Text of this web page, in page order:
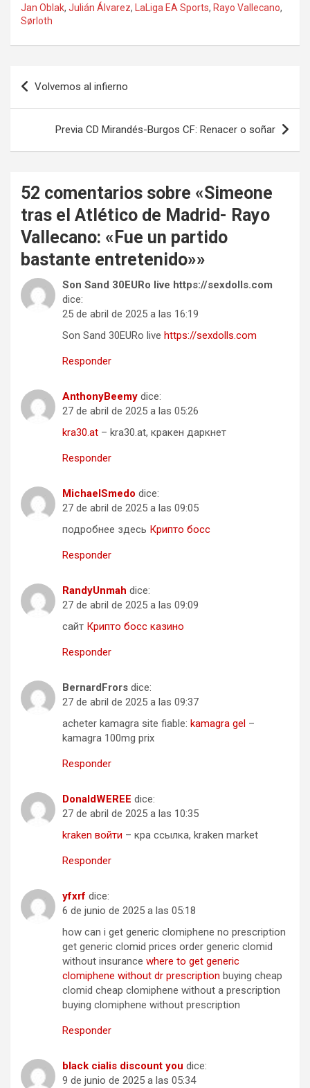
Jan Oblak, Julián Álvarez, LaLiga EA Sports, Rayo Vallecano,
Sørloth
Navegación
de
entradas
Volvemos al infierno
Previa CD Mirandés-Burgos CF: Renacer o soñar
52 comentarios sobre «Simeone
tras el Atlético de Madrid- Rayo
Vallecano: «Fue un partido
bastante entretenido»»
Son Sand 30EURo live https://sexdolls.com
dice:
25 de abril de 2025 a las 16:19
Son Sand 30EURo live https://sexdolls.com
Responder
AnthonyBeemy dice:
27 de abril de 2025 a las 05:26
kra30.at – kra30.at, кракен даркнет
Responder
MichaelSmedo dice:
27 de abril de 2025 a las 09:05
подробнее здесь Крипто босс
Responder
RandyUnmah dice:
27 de abril de 2025 a las 09:09
сайт Крипто босс казино
Responder
BernardFrors dice:
27 de abril de 2025 a las 09:37
acheter kamagra site fiable: kamagra gel –
kamagra 100mg prix
Responder
DonaldWEREE dice:
27 de abril de 2025 a las 10:35
kraken войти – кра ссылка, kraken market
Responder
yfxrf dice:
6 de junio de 2025 a las 05:18
how can i get generic clomiphene no prescription
get generic clomid prices order generic clomid
without insurance where to get generic
clomiphene without dr prescription buying cheap
clomid cheap clomiphene without a prescription
buying clomiphene without prescription
Responder
black cialis discount you dice:
9 de junio de 2025 a las 05:34